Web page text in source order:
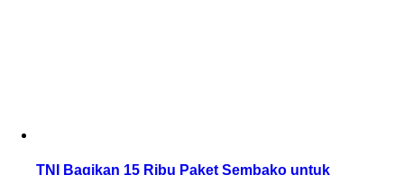
TNI Bagikan 15 Ribu Paket Sembako untuk